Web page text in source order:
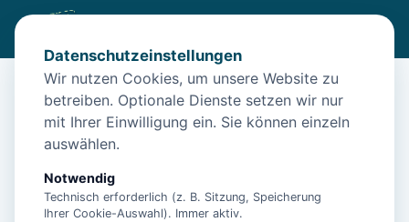
/Unterkünfte /Norden/
Barrierefrei: Ferienhaus Lucy in Norden
Barrierefrei: Ferienhaus Lucy in
Norden
26506 Norden
Datenschutzeinstellungen
Wir nutzen Cookies, um unsere Website zu
betreiben. Optionale Dienste setzen wir nur
mit Ihrer Einwilligung ein. Sie können einzeln
auswählen.
Notwendig
Technisch erforderlich (z. B. Sitzung, Speicherung
Ihrer Cookie-Auswahl). Immer aktiv.